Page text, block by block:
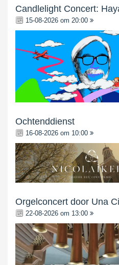
Candlelight Concert:
15-08-2026 om 20:00
Ochtenddienst
16-08-2026 om 10:00
Orgelconcert door Una
22-08-2026 om 13:00